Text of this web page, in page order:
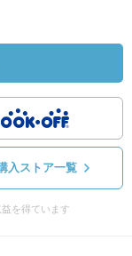
入ストア一覧
を得ています